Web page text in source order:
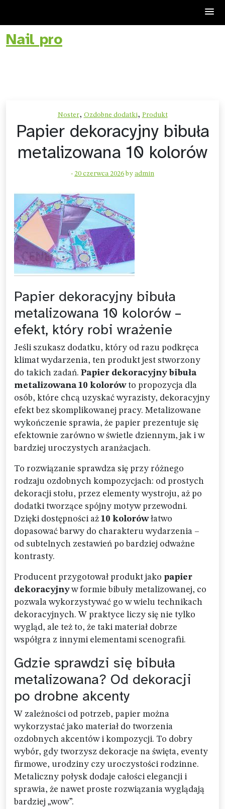
Skip
toNail pro
Noster, Ozdobne dodatki, Produkt
Papier dekoracyjny bibuła
metalizowana 10 kolorów
- 20 czerwca 2026 by admin
Papier dekoracyjny bibuła
metalizowana 10 kolorów –
efekt, który robi wrażenie
Jeśli szukasz dodatku, który od razu podkręca
klimat wydarzenia, ten produkt jest stworzony
do takich zadań. Papier dekoracyjny bibuła
metalizowana 10 kolorówto propozycja dla
osób, które chcą uzyskać wyrazisty, dekoracyjny
efekt bez skomplikowanej pracy. Metalizowane
wykończenie sprawia, że papier prezentuje się
efektownie zarówno w świetle dziennym, jak i w
bardziej uroczystych aranżacjach.
To rozwiązanie sprawdza się przy różnego
rodzaju ozdobnych kompozycjach: od prostych
dekoracji stołu, przez elementy wystroju, aż po
dodatki tworzące spójny motyw przewodni.
Dzięki dostępności aż 10 kolorówłatwo
dopasować barwy do charakteru wydarzenia –
od subtelnych zestawień po bardziej odważne
kontrasty.
Producent przygotował produkt jako papier
dekoracyjnyw formie bibuły metalizowanej, co
pozwala wykorzystywać go w wielu technikach
dekoracyjnych. W praktyce liczy się nie tylko
wygląd, ale też to, że taki materiał dobrze
współgra z innymi elementami scenografii.
Gdzie sprawdzi się bibuła
metalizowana? Od dekoracji
po drobne akcenty
W zależności od potrzeb, papier można
wykorzystać jako materiał do tworzenia
ozdobnych akcentów i kompozycji. To dobry
wybór, gdy tworzysz dekoracje na święta, eventy
firmowe, urodziny czy uroczystości rodzinne.
Metaliczny połysk dodaje całości elegancji i
sprawia, że nawet proste rozwiązania wyglądają
bardziej „wow”.